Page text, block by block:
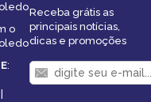
o
:
Receba grátis as
principais notícias,
dicas e promoções